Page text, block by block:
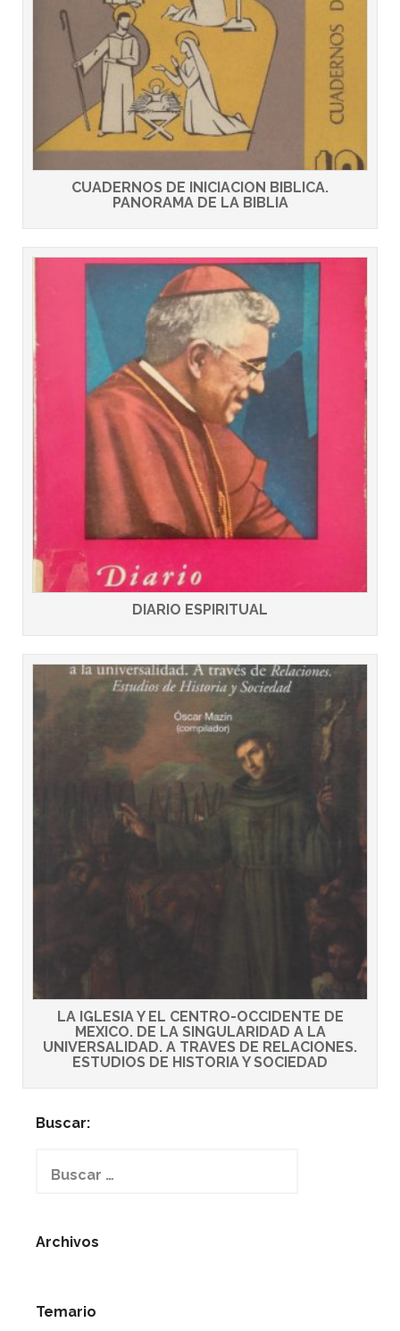
CUADERNOS DE INICIACION BIBLICA.
PANORAMA DE LA BIBLIA
DIARIO ESPIRITUAL
LA IGLESIA Y EL CENTRO-OCCIDENTE DE
MEXICO. DE LA SINGULARIDAD A LA
UNIVERSALIDAD. A TRAVES DE RELACIONES.
ESTUDIOS DE HISTORIA Y SOCIEDAD
Buscar:
Archivos
Temario